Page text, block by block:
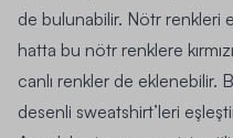
de bulunabilir. Nötr renkleri
hatta bu nötr renklere
canlı renkler de eklenebilir.
desenli sweatshirt’leri